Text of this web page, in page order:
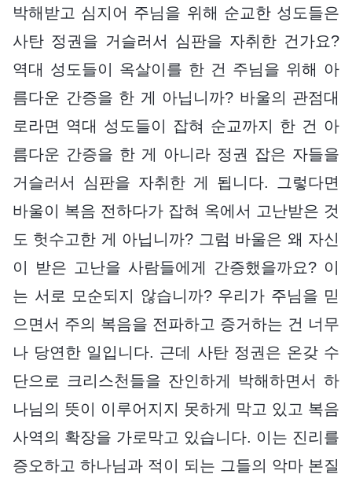
박해받고 심지어 주님을 위해 순교한 성도들은
사탄 정권을 거슬러서 심판을 자취한 건가요?
역대 성도들이 옥살이를 한 건 주님을 위해 아
름다운 간증을 한 게 아닙니까? 바울의 관점대
로라면 역대 성도들이 잡혀 순교까지 한 건 아
름다운 간증을 한 게 아니라 정권 잡은 자들을
거슬러서 심판을 자취한 게 됩니다. 그렇다면
바울이 복음 전하다가 잡혀 옥에서 고난받은 것
도 헛수고한 게 아닙니까? 그럼 바울은 왜 자신
이 받은 고난을 사람들에게 간증했을까요? 이
는 서로 모순되지 않습니까? 우리가 주님을 믿
으면서 주의 복음을 전파하고 증거하는 건 너무
나 당연한 일입니다. 근데 사탄 정권은 온갖 수
단으로 크리스천들을 잔인하게 박해하면서 하
나님의 뜻이 이루어지지 못하게 막고 있고 복음
사역의 확장을 가로막고 있습니다. 이는 진리를
증오하고 하나님과 적이 되는 그들의 악마 본질